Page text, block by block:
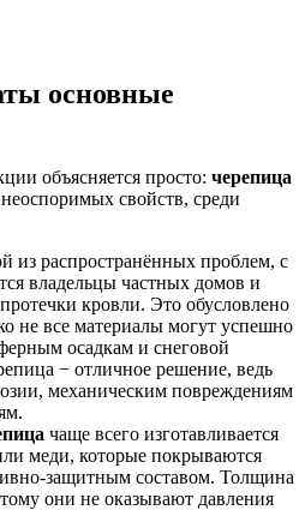
основные
объясняется просто: черепица
свойств, среди
из распространённых проблем, с
владельцы частных домов и
кровли. Это обусловлено
не все материалы могут успешно
осадкам и снеговой
− отличное решение, ведь
механическим повреждениям
чаще всего изготавливается
меди, которые покрываются
защитным составом. Толщина
они не оказывают давления